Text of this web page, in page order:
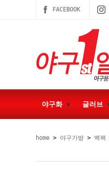
FACEBOOK
야구화 글러브
home > 야구가방 > 백팩